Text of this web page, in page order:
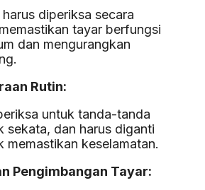
diperiksa secara
tayar berfungsi
dan mengurangkan
Rutin:
untuk tanda-tanda
sekata, dan harus diganti
memastikan keselamatan.
Pengimbangan Tayar: